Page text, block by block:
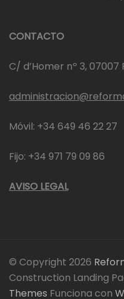
CONTACTO
C/ d’Homer nº 3,
Móvil: +34 649 46 22 27
Fijo: +34 971 79 09 86
AVISO LEGAL
© Copyright 2026
Construction Landing
Themes Funciona con